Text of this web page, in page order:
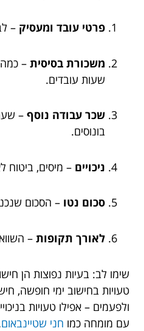
פרטי עובד ומעסיק –
משכורת בסיסית –
שעות עובדים.
שכר עבודה נוסף –
בונוסים.
ניכויים – מיסים, ביטוח
סכום נטו – הסכום
לאורך תקופות –
שימו לב: בעיות נפוצות הן
טעויות בחישוב ימי חופשה,
ולפעמים – אפילו טעויות
עם מומחה כמו חני שטיינבאום